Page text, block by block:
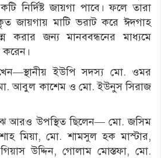
নির্দিষ্ট জায়গা পাবে। ফলে তারা
জায়গায় মাটি ভরাট করে ঈদগাহ
করার জন্য মানববন্ধনের মাধ্যমে
করেন।
ইউপি সদস্য মো. ওমর
আবুল কাশেম ও মো. ইউনুস সিরাজ
আরও উপস্থিত ছিলেন— মো. জসিম
মিয়া, মো. শামসুল হক মাস্টার,
উদ্দিন, গোলাম মোস্তফা, মো.